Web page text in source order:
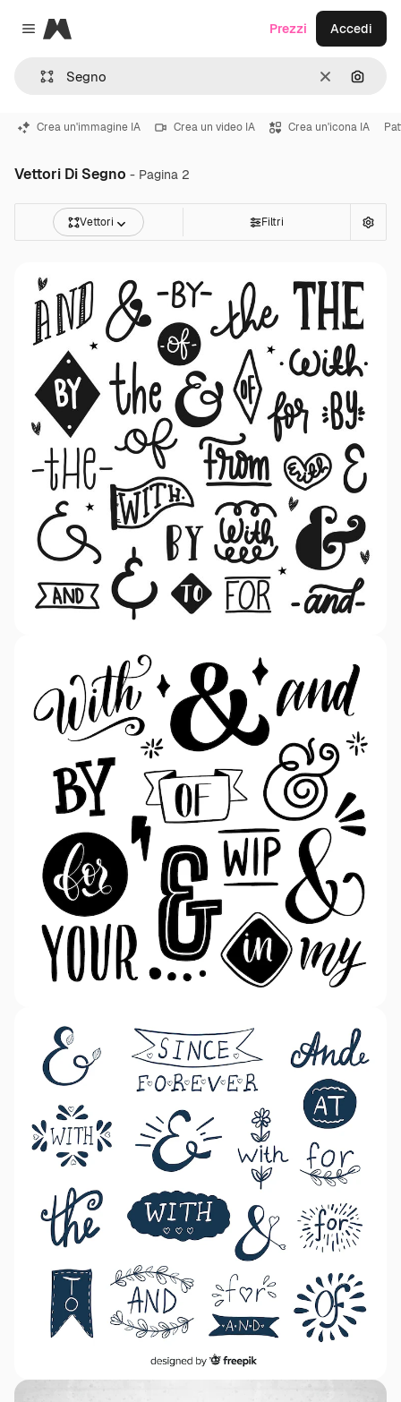
Close menu
Magnific
CancellaCerca
Prezzi Accedi
Crea un'immagine IA Crea un video IA Crea un'icona IA
Vettori Di Segno - Pagina 2
Vettori Filtri